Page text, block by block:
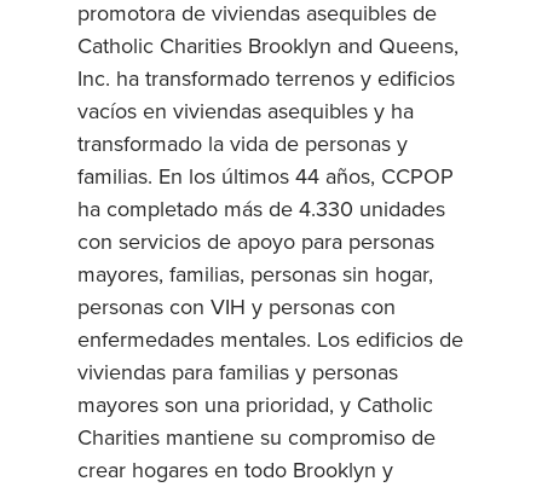
promotora de viviendas asequibles de
Catholic Charities Brooklyn and Queens,
Inc. ha transformado terrenos y edificios
vacíos en viviendas asequibles y ha
transformado la vida de personas y
familias. En los últimos 44 años, CCPOP
ha completado más de 4.330 unidades
con servicios de apoyo para personas
mayores, familias, personas sin hogar,
personas con VIH y personas con
enfermedades mentales. Los edificios de
viviendas para familias y personas
mayores son una prioridad, y Catholic
Charities mantiene su compromiso de
crear hogares en todo Brooklyn y